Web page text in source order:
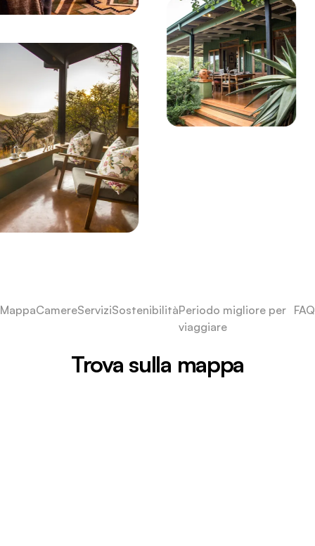
MappaCamereServiziSostenibilitàPeriodo migliore per
viaggiare
FAQ
Trova sulla mappa